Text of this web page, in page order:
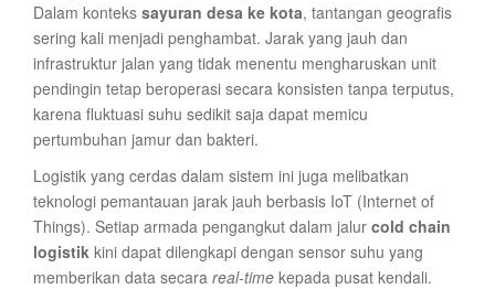
Dalam konteks sayuran desa ke kota, tantangan geografis
sering kali menjadi penghambat. Jarak yang jauh dan
infrastruktur jalan yang tidak menentu mengharuskan unit
pendingin tetap beroperasi secara konsisten tanpa terputus,
karena fluktuasi suhu sedikit saja dapat memicu
pertumbuhan jamur dan bakteri.
Logistik yang cerdas dalam sistem ini juga melibatkan
teknologi pemantauan jarak jauh berbasis IoT (Internet of
Things). Setiap armada pengangkut dalam jalur cold chain
logistik kini dapat dilengkapi dengan sensor suhu yang
memberikan data secara real-time kepada pusat kendali.